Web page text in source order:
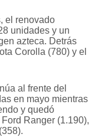
el renovado
unidades y un
azteca. Detrás
Corolla (780) y el
al frente del
en mayo mientras
y quedó
Ranger (1.190),